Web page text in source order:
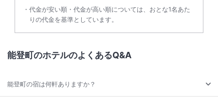
代金が安い順・代金が高い順については、おとな1名あた
りの代金を基準としています。
能登町のホテルのよくあるQ&A
能登町の宿は何軒ありますか？